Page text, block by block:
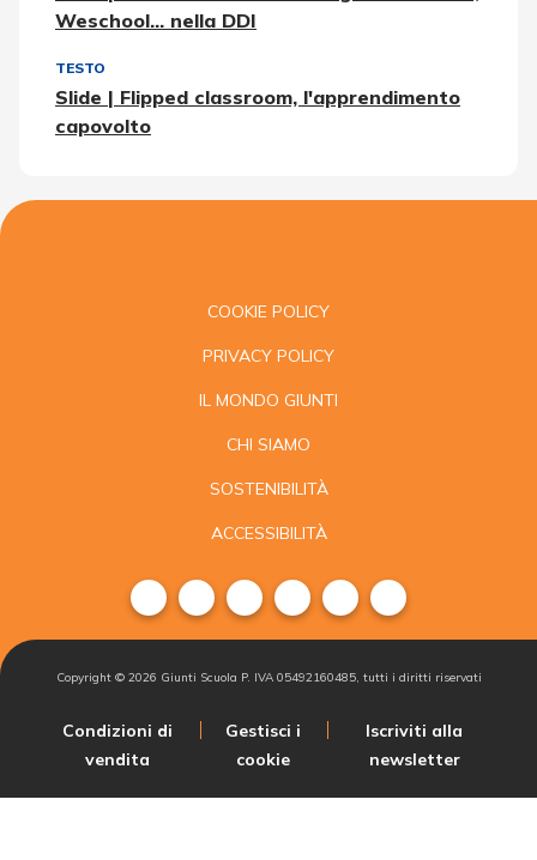
Weschool... nella DDI
TESTO
Slide | Flipped classroom, l'apprendimento
capovolto
COOKIE POLICY
PRIVACY POLICY
IL MONDO GIUNTI
CHI SIAMO
SOSTENIBILITÀ
ACCESSIBILITÀ
Copyright © 2026 Giunti Scuola P. IVA 05492160485, tutti i diritti riservati
Condizioni di
vendita
Gestisci i
cookie
Iscriviti alla
newsletter